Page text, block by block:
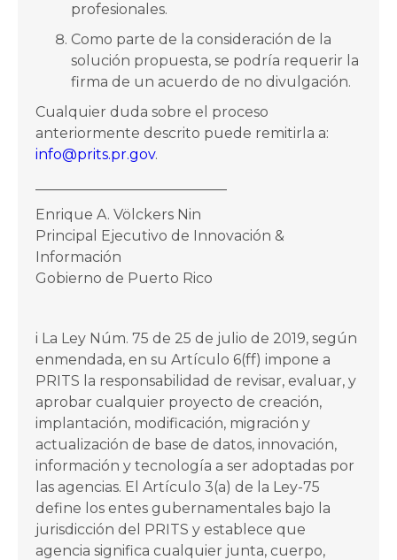
profesionales.
Como parte de la consideración de la
solución propuesta, se podría requerir la
firma de un acuerdo de no divulgación.
Cualquier duda sobre el proceso
anteriormente descrito puede remitirla a:
info@prits.pr.gov.
Enrique A. Völckers Nin
Principal Ejecutivo de Innovación &
Información
Gobierno de Puerto Rico
i La Ley Núm. 75 de 25 de julio de 2019, según
enmendada, en su Artículo 6(ff) impone a
PRITS la responsabilidad de revisar, evaluar, y
aprobar cualquier proyecto de creación,
implantación, modificación, migración y
actualización de base de datos, innovación,
información y tecnología a ser adoptadas por
las agencias. El Artículo 3(a) de la Ley-75
define los entes gubernamentales bajo la
jurisdicción del PRITS y establece que
agencia significa cualquier junta, cuerpo,